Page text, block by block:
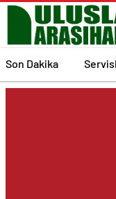
Son Dakika